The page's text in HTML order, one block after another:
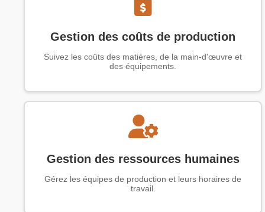
Gestion des coûts de production
Suivez les coûts des matières, de la main-d'œuvre et
des équipements.
Gestion des ressources humaines
Gérez les équipes de production et leurs horaires de
travail.